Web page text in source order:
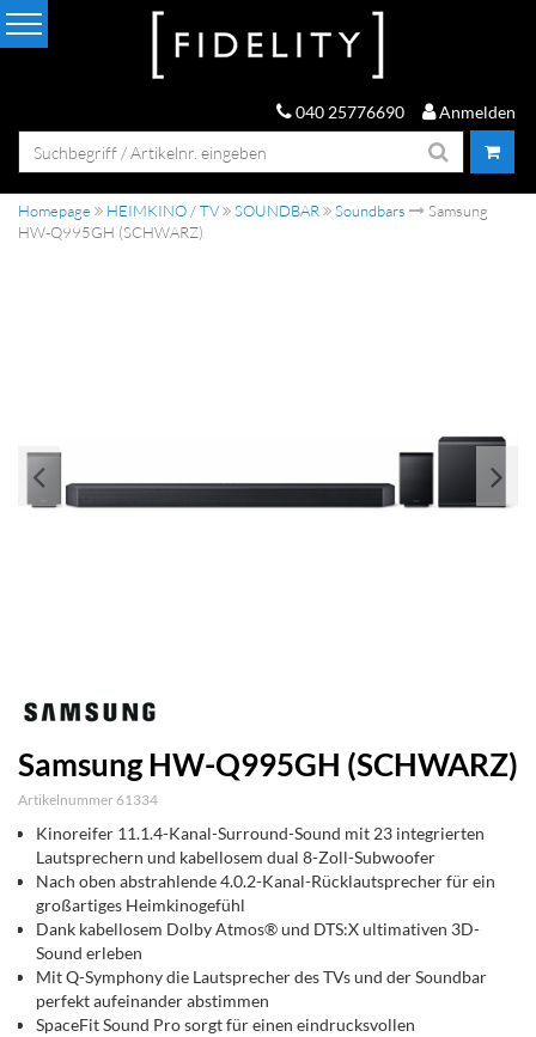
040 25776690 Anmelden
Homepage HEIMKINO / TV SOUNDBAR Soundbars
Samsung
HW-Q995GH (SCHWARZ)
Samsung HW-Q995GH (SCHWARZ)
Artikelnummer 61334
Kinoreifer 11.1.4-Kanal-Surround-Sound mit 23 integrierten
Lautsprechern und kabellosem dual 8-Zoll-Subwoofer
Nach oben abstrahlende 4.0.2-Kanal-Rücklautsprecher für ein
großartiges Heimkinogefühl
Dank kabellosem Dolby Atmos® und DTS:X ultimativen 3D-
Sound erleben
Mit Q-Symphony die Lautsprecher des TVs und der Soundbar
perfekt aufeinander abstimmen
SpaceFit Sound Pro sorgt für einen eindrucksvollen